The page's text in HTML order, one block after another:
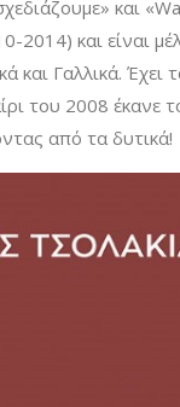
και
2014) και είναι
και Γαλλικά. Έχει
του 2008 έκανε
από τα δυτικά!